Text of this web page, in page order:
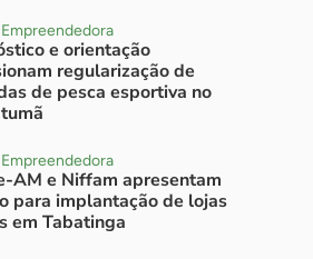
e orientação
regularização de
de pesca esportiva no
AM e Niffam apresentam
para implantação de lojas
em Tabatinga